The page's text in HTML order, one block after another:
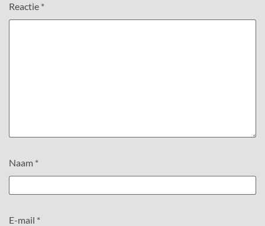
Reactie *
Naam *
E-mail *